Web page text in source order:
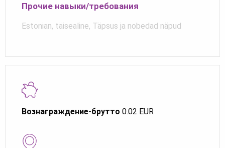
Вознаграждение-брутто 0.02 EUR
Прочие навыки/требования
Estonian, täisealine, Täpsus ja nobedad näpud